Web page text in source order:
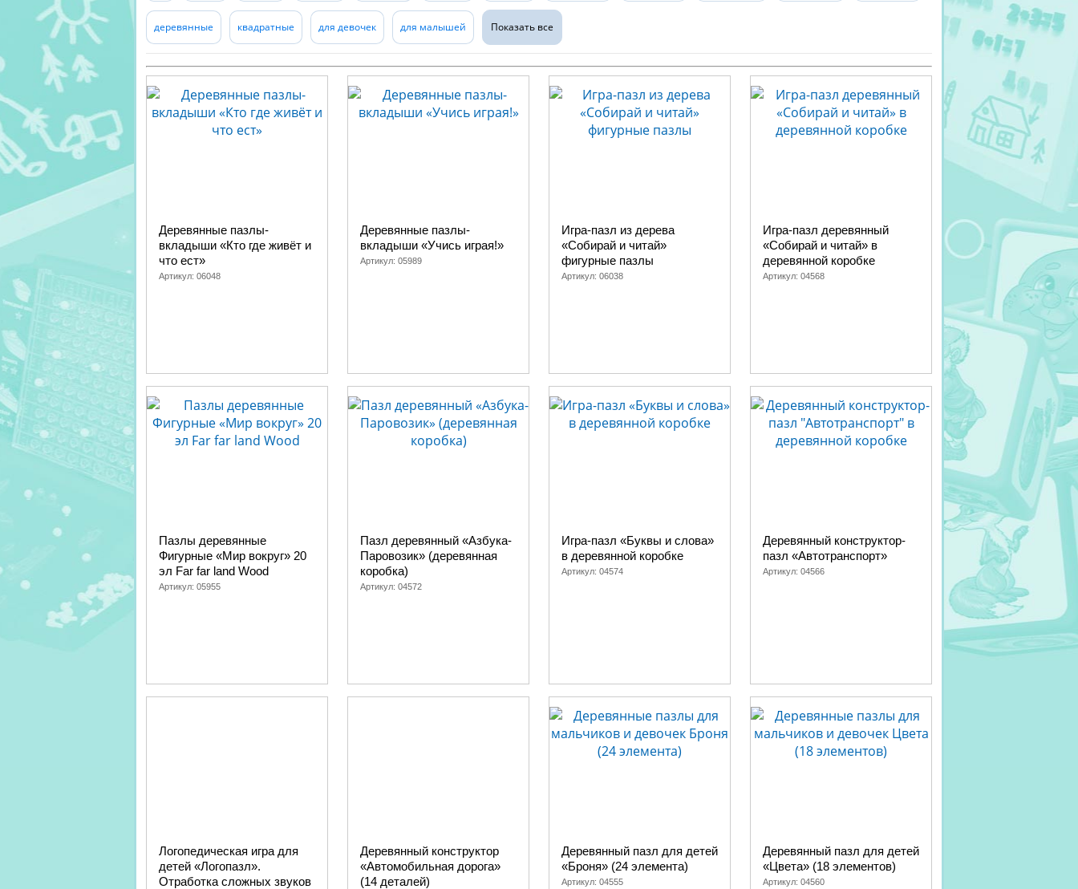
деревянные квадратные для девочек для малышей Показать все
Деревянные пазлы-
вкладыши «Кто где живёт и
что ест»
Артикул: 06048
Деревянные пазлы-
вкладыши «Учись играя!»
Артикул: 05989
Игра-пазл из дерева
«Собирай и читай»
фигурные пазлы
Артикул: 06038
Игра-пазл деревянный
«Собирай и читай» в
деревянной коробке
Артикул: 04568
Пазлы деревянные
Фигурные «Мир вокруг» 20
эл Far far land Wood
Артикул: 05955
Пазл деревянный «Азбука-
Паровозик» (деревянная
коробка)
Артикул: 04572
Игра-пазл «Буквы и слова»
в деревянной коробке
Артикул: 04574
Деревянный конструктор-
пазл «Автотранспорт»
Артикул: 04566
Логопедическая игра для
детей «Логопазл».
Отработка сложных звуков
Деревянный конструктор
«Автомобильная дорога»
(14 деталей)
Деревянный пазл для детей
«Броня» (24 элемента)
Артикул: 04555
Деревянный пазл для детей
«Цвета» (18 элементов)
Артикул: 04560